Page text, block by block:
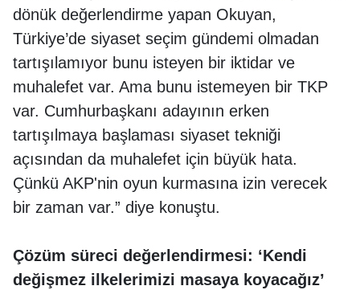
dönük değerlendirme yapan Okuyan,
Türkiye’de siyaset seçim gündemi olmadan
tartışılamıyor bunu isteyen bir iktidar ve
muhalefet var. Ama bunu istemeyen bir TKP
var. Cumhurbaşkanı adayının erken
tartışılmaya başlaması siyaset tekniği
açısından da muhalefet için büyük hata.
Çünkü AKP'nin oyun kurmasına izin verecek
bir zaman var.” diye konuştu.
Çözüm süreci değerlendirmesi: ‘Kendi
değişmez ilkelerimizi masaya koyacağız’